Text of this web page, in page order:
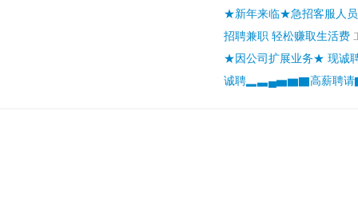
★新年来临★急招客服人
招聘兼职 轻松赚取生活费
★因公司扩展业务★ 现诚
诚聘▂▃▄▅▆▇高薪聘